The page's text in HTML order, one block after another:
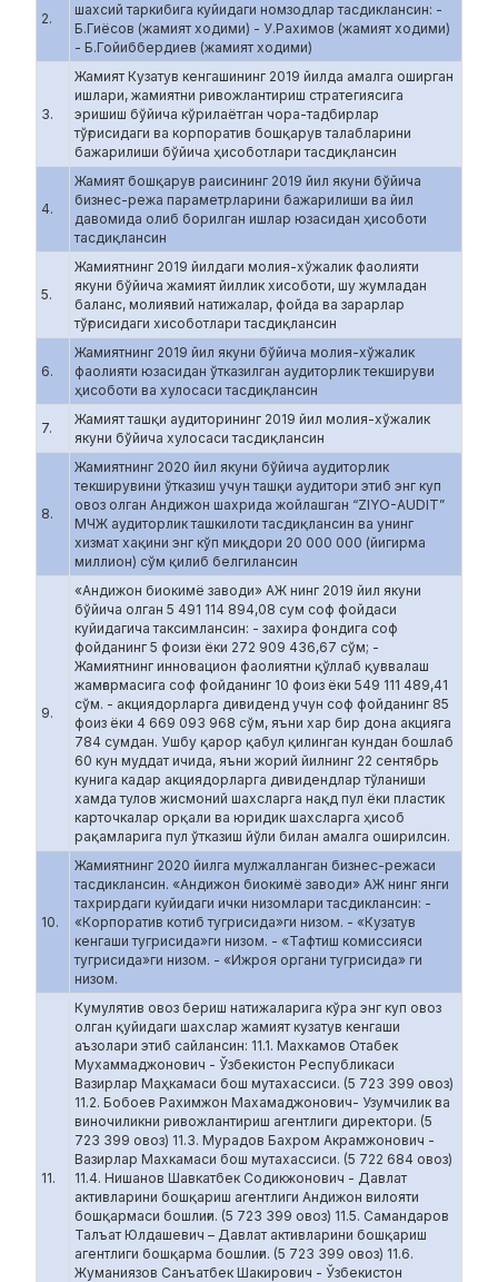
2.
шахсий таркибига куйидаги номзодлар тасдиклансин: -
Б.Гиёсов (жамият ходими) - У.Рахимов (жамият ходими)
- Б.Гойиббердиев (жамият ходими)
3.
Жамият Кузатув кенгашининг 2019 йилда амалга оширган
ишлари, жамиятни ривожлантириш стратегиясига
эришиш бўйича кўрилаётган чора-тадбирлар
тўғрисидаги ва корпоратив бошқарув талабларини
бажарилиши бўйича ҳисоботлари тасдиқлансин
4.
Жамият бошқарув раисининг 2019 йил якуни бўйича
бизнес-режа параметрларини бажарилиши ва йил
давомида олиб борилган ишлар юзасидан ҳисоботи
тасдиқлансин
5.
Жамиятнинг 2019 йилдаги молия-хўжалик фаолияти
якуни бўйича жамият йиллик хисоботи, шу жумладан
баланс, молиявий натижалар, фойда ва зарарлар
тўғрисидаги хисоботлари тасдиқлансин
6.
Жамиятнинг 2019 йил якуни бўйича молия-хўжалик
фаолияти юзасидан ўтказилган аудиторлик текшируви
ҳисоботи ва хулосаси тасдиқлансин
7.
Жамият ташқи аудиторининг 2019 йил молия-хўжалик
якуни бўйича хулосаси тасдиқлансин
8.
Жамиятнинг 2020 йил якуни бўйича аудиторлик
текширувини ўтказиш учун ташқи аудитори этиб энг куп
овоз олган Андижон шахрида жойлашган “ZIYO-AUDIT”
МЧЖ аудиторлик ташкилоти тасдиқлансин ва унинг
хизмат хақини энг кўп миқдори 20 000 000 (йигирма
миллион) сўм қилиб белгилансин
9.
«Андижон биокимё заводи» АЖ нинг 2019 йил якуни
бўйича олган 5 491 114 894,08 сум соф фойдаси
куйидагича таксимлансин: - захира фондига соф
фойданинг 5 фоизи ёки 272 909 436,67 сўм; -
Жамиятнинг инновацион фаолиятни қўллаб қуввалаш
жамғармасига соф фойданинг 10 фоиз ёки 549 111 489,41
сўм. - акциядорларга дивиденд учун соф фойданинг 85
фоиз ёки 4 669 093 968 сўм, яъни хар бир дона акцияга
784 сумдан. Ушбу қарор қабул қилинган кундан бошлаб
60 кун муддат ичида, яъни жорий йилнинг 22 сентябрь
кунига кадар акциядорларга дивидендлар тўланиши
хамда тулов жисмоний шахсларга нақд пул ёки пластик
карточкалар орқали ва юридик шахсларга ҳисоб
рақамларига пул ўтказиш йўли билан амалга оширилсин.
10.
Жамиятнинг 2020 йилга мулжалланган бизнес-режаси
тасдиклансин. «Андижон биокимё заводи» АЖ нинг янги
тахрирдаги куйидаги ички низомлари тасдиклансин: -
«Корпоратив котиб тугрисида»ги низом. - «Кузатув
кенгаши тугрисида»ги низом. - «Тафтиш комиссияси
тугрисида»ги низом. - «Ижроя органи тугрисида» ги
низом.
11.
Кумулятив овоз бериш натижаларига кўра энг куп овоз
олган қуйидаги шахслар жамият кузатув кенгаши
аъзолари этиб сайлансин: 11.1. Махкамов Отабек
Мухаммаджонович - Ўзбекистон Республикаси
Вазирлар Маҳкамаси бош мутахассиси. (5 723 399 овоз)
11.2. Бобоев Рахимжон Махамаджонович- Узумчилик ва
виночиликни ривожлантириш агентлиги директори. (5
723 399 овоз) 11.3. Мурадов Бахром Акрамжонович -
Вазирлар Махкамаси бош мутахассиси. (5 722 684 овоз)
11.4. Нишанов Шавкатбек Содикжонович - Давлат
активларини бошқариш агентлиги Андижон вилояти
бошқармаси бошлиғи. (5 723 399 овоз) 11.5. Самандаров
Талъат Юлдашевич – Давлат активларини бошқариш
агентлиги бошқарма бошлиғи. (5 723 399 овоз) 11.6.
Жуманиязов Санъатбек Шакирович - Ўзбекистон